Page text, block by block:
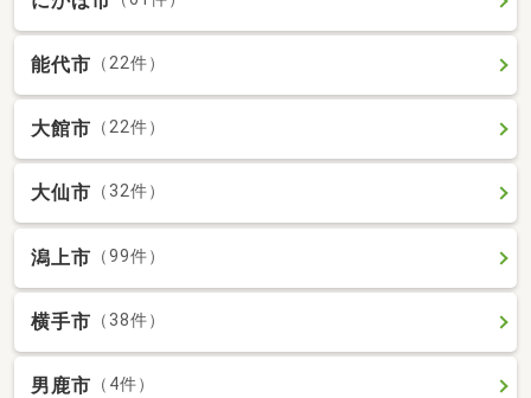
能代市 （22件）
大館市 （22件）
大仙市 （32件）
潟上市 （99件）
横手市 （38件）
男鹿市 （4件）